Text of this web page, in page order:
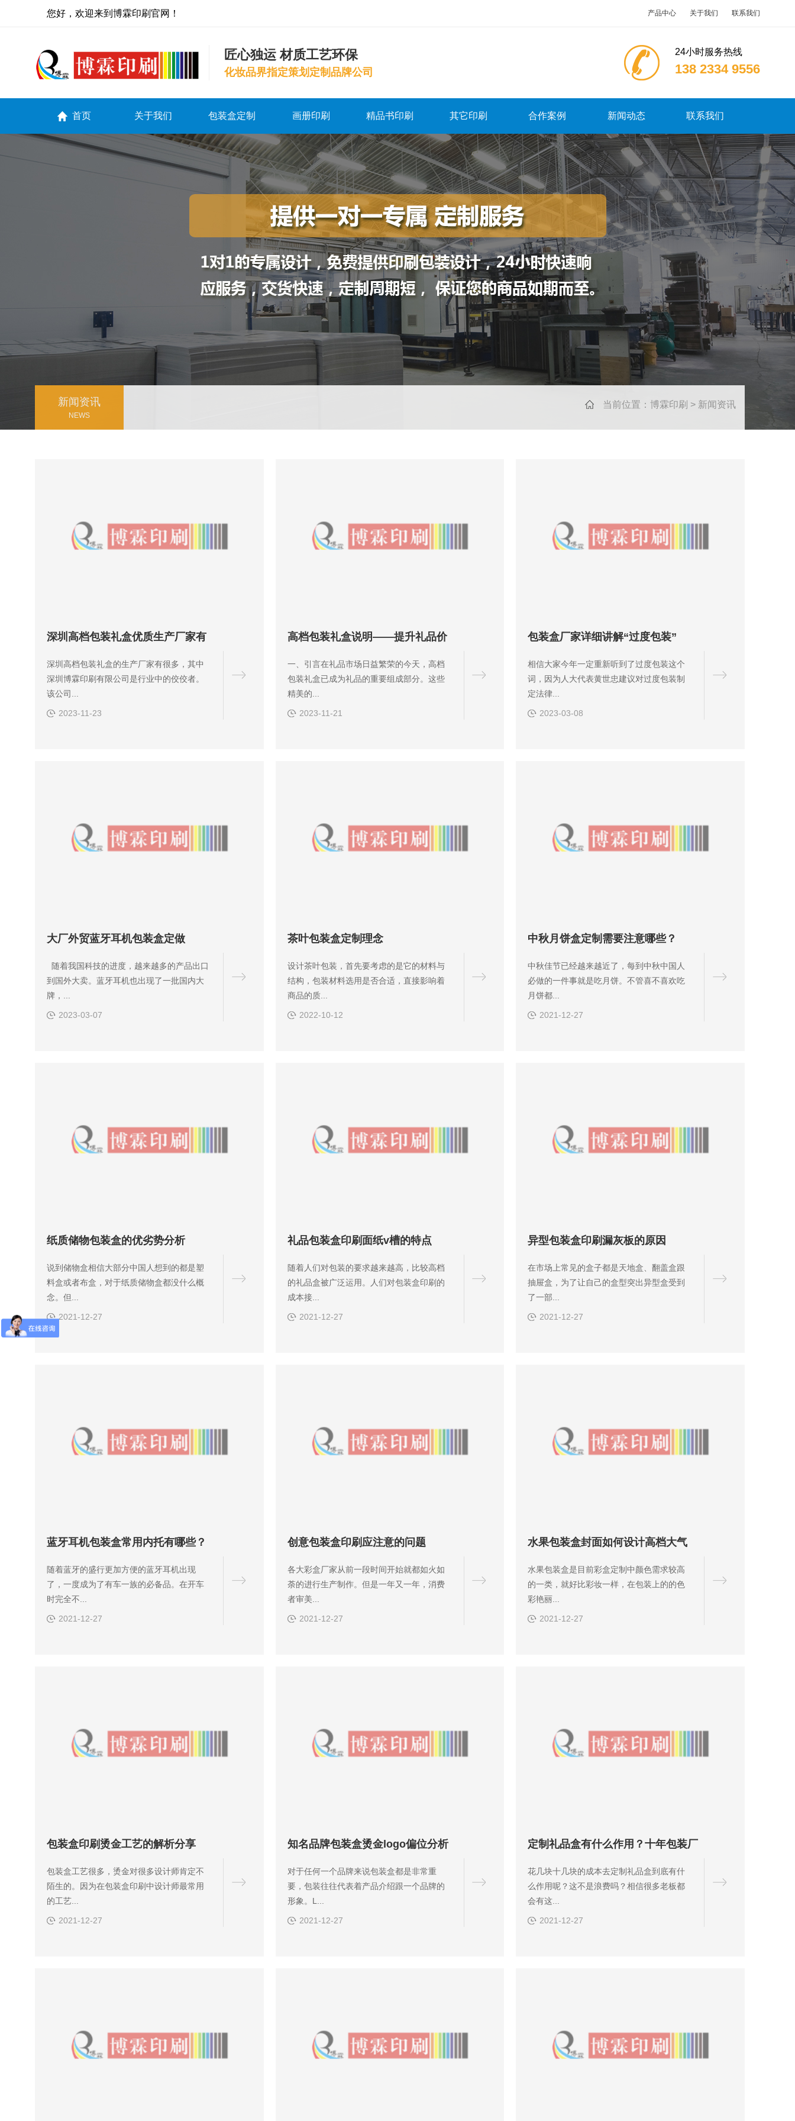
您好，欢迎来到博霖印刷官网！ 产品中心 关于我们 联系我们
匠心独运 材质工艺环保
化妆品界指定策划定制品牌公司
24小时服务热线
138 2334 9556
首页 关于我们 包装盒定制 画册印刷 精品书印刷 其它印刷 合作案例 新闻动态 联系我们
新闻资讯
NEWS
当前位置： 博霖印刷 > 新闻资讯
深圳高档包装礼盒优质生产厂家有
深圳高档包装礼盒的生产厂家有很多，其中
深圳博霖印刷有限公司是行业中的佼佼者。
该公司...
2023-11-23
高档包装礼盒说明——提升礼品价
一、引言在礼品市场日益繁荣的今天，高档
包装礼盒已成为礼品的重要组成部分。这些
精美的...
2023-11-21
包装盒厂家详细讲解“过度包装”
相信大家今年一定重新听到了过度包装这个
词，因为人大代表黄世忠建议对过度包装制
定法律...
2023-03-08
大厂外贸蓝牙耳机包装盒定做
随着我国科技的进度，越来越多的产品出口
到国外大卖。蓝牙耳机也出现了一批国内大
牌，...
2023-03-07
茶叶包装盒定制理念
设计茶叶包装，首先要考虑的是它的材料与
结构，包装材料选用是否合适，直接影响着
商品的质...
2022-10-12
中秋月饼盒定制需要注意哪些？
中秋佳节已经越来越近了，每到中秋中国人
必做的一件事就是吃月饼。不管喜不喜欢吃
月饼都...
2021-12-27
纸质储物包装盒的优劣势分析
说到储物盒相信大部分中国人想到的都是塑
料盒或者布盒，对于纸质储物盒都没什么概
念。但...
2021-12-27
礼品包装盒印刷面纸v槽的特点
随着人们对包装的要求越来越高，比较高档
的礼品盒被广泛运用。人们对包装盒印刷的
成本接...
2021-12-27
异型包装盒印刷漏灰板的原因
在市场上常见的盒子都是天地盒、翻盖盒跟
抽屉盒，为了让自己的盒型突出异型盒受到
了一部...
2021-12-27
蓝牙耳机包装盒常用内托有哪些？
随着蓝牙的盛行更加方便的蓝牙耳机出现
了，一度成为了有车一族的必备品。在开车
时完全不...
2021-12-27
创意包装盒印刷应注意的问题
各大彩盒厂家从前一段时间开始就都如火如
荼的进行生产制作。但是一年又一年，消费
者审美...
2021-12-27
水果包装盒封面如何设计高档大气
水果包装盒是目前彩盒定制中颜色需求较高
的一类，就好比彩妆一样，在包装上的的色
彩艳丽...
2021-12-27
包装盒印刷烫金工艺的解析分享
包装盒工艺很多，烫金对很多设计师肯定不
陌生的。因为在包装盒印刷中设计师最常用
的工艺...
2021-12-27
知名品牌包装盒烫金logo偏位分析
对于任何一个品牌来说包装盒都是非常重
要，包装往往代表着产品介绍跟一个品牌的
形象。L...
2021-12-27
定制礼品盒有什么作用？十年包装厂
花几块十几块的成本去定制礼品盒到底有什
么作用呢？这不是浪费吗？相信很多老板都
会有这...
2021-12-27